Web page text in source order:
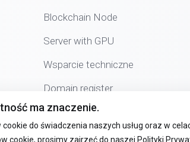
Blockchain Node
Server with GPU
Wsparcie techniczne
Domain register
ma znaczenie.
do świadczenia naszych usług oraz w
cookie, prosimy zajrzeć do naszej Polityki